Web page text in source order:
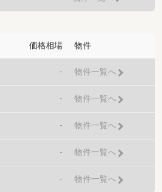
価格相場 物件
- 物件一覧へ
- 物件一覧へ
- 物件一覧へ
- 物件一覧へ
- 物件一覧へ